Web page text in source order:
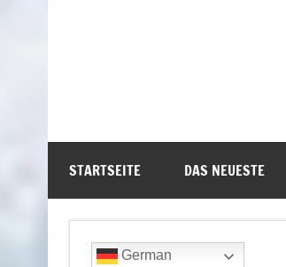
STARTSEITE DAS NEUESTE
German